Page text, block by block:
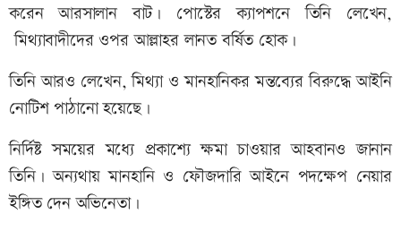
করেন আরসালান বাট। পোস্টের ক্যাপশনে তিনি লেখেন,
মিথ্যাবাদীদের ওপর আল্লাহর লানত বর্ষিত হোক।
তিনি আরও লেখেন, মিথ্যা ও মানহানিকর মন্তব্যের বিরুদ্ধে আইনি
নোটিশ পাঠানো হয়েছে।
নির্দিষ্ট সময়ের মধ্যে প্রকাশ্যে ক্ষমা চাওয়ার আহবানও জানান
তিনি। অন্যথায় মানহানি ও ফৌজদারি আইনে পদক্ষেপ নেয়ার
ইঙ্গিত দেন অভিনেতা।